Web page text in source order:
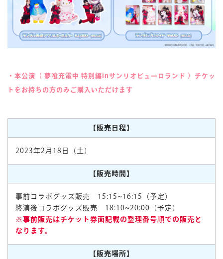
・本公演（ 夢喰充電中 特別編inサンリオピューロランド ）チケッ
トをお持ちの方のみご購入いただけます
【販売日程】
2023年2月18日（土）
【販売時間】
事前コラボグッズ販売 15:15~16:15（予定）
終演後コラボグッズ販売 18:10~20:00（予定）
※事前販売はチケット券面記載の整理番号順での販売と
なります。
【販売場所】